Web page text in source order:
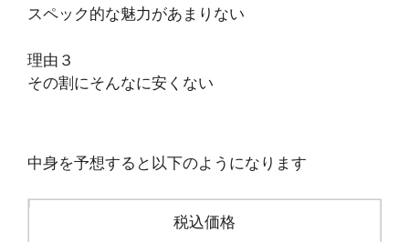
スペック的な魅力があまりない
理由３
その割にそんなに安くない
中身を予想すると以下のようになります
税込価格